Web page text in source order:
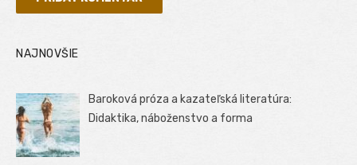
NAJNOVŠIE
Baroková próza a kazateľská literatúra:
Didaktika, náboženstvo a forma